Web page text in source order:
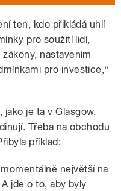
ten, kdo přikládá uhlí
pro soužití lidí,
nastavením
pro investice,“
je ta v Glasgow,
Třeba na obchodu
příklad:
největší na
jde o to, aby byly